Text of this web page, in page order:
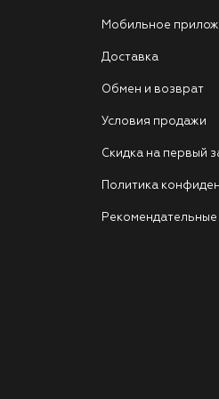
Мобильное
Доставка
Обмен и возврат
Условия продажи
Скидка на первый
Политика
Рекомендательные